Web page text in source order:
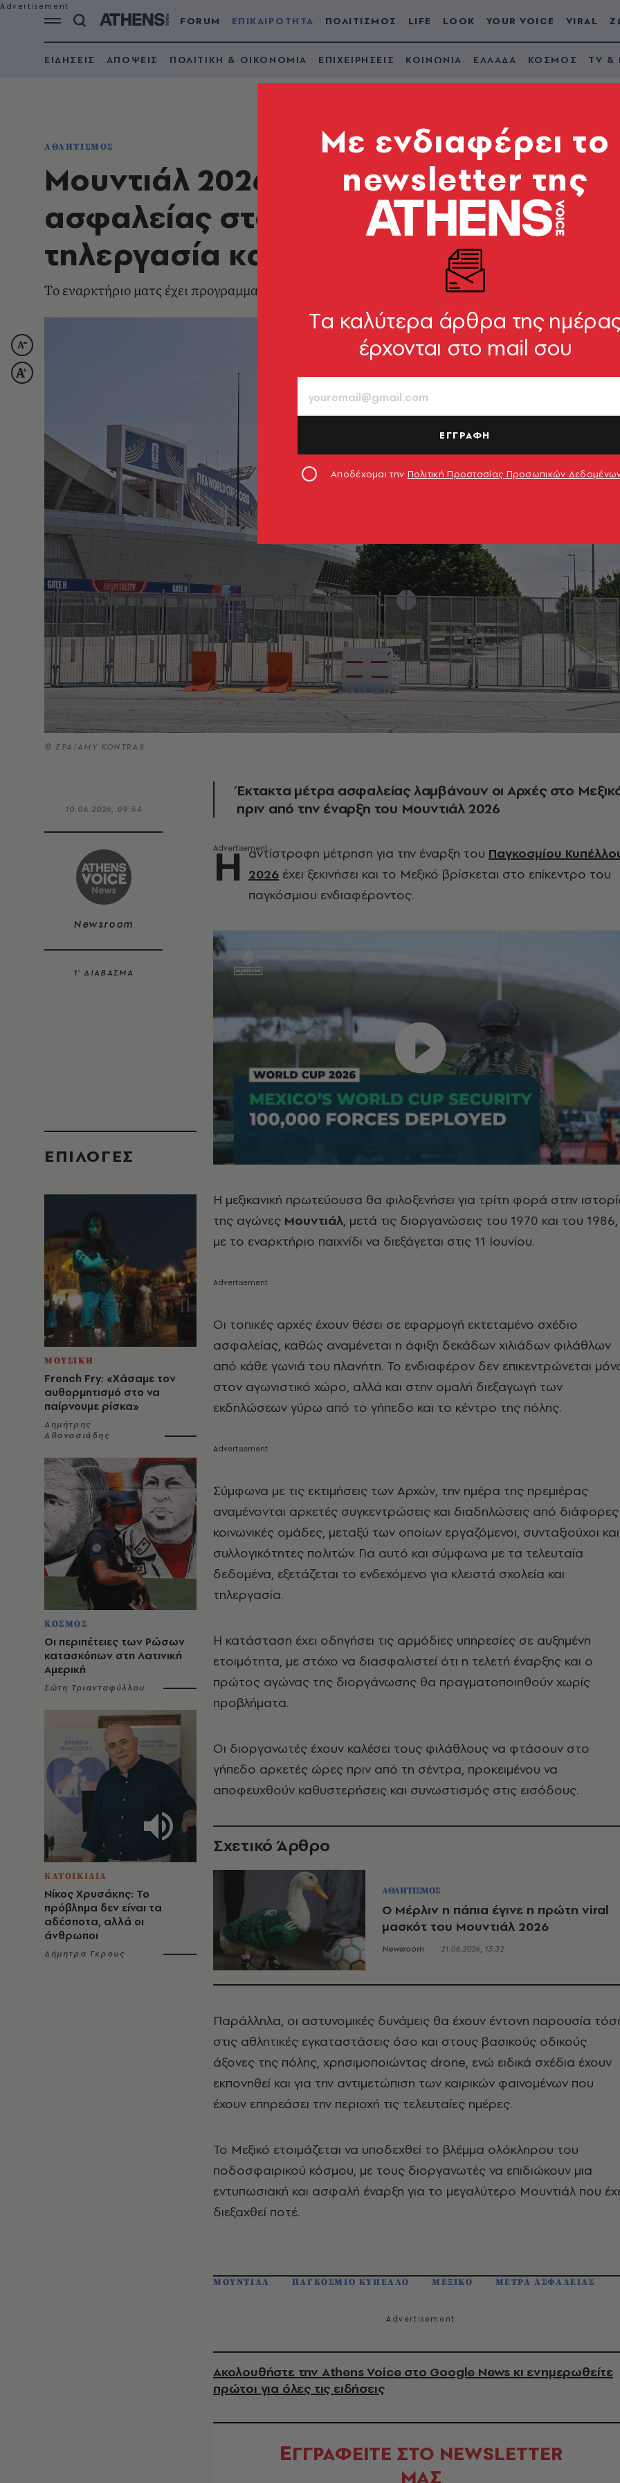
FORUM ΕΠΙΚΑΙΡΟΤΗΤΑ ΠΟΛΙΤΙΣΜΟΣ LIFE LOOK YOUR VOICE VIRAL
ΕΙΔΗΣΕΙΣ ΑΠΟΨΕΙΣ ΠΟΛΙΤΙΚΗ & ΟΙΚΟΝΟΜΙΑ ΕΠΙΧΕΙΡΗΣΕΙΣ ΚΟΙΝΩΝΙΑ ΕΛΛΑΔΑ ΚΟΣΜΟΣ TV &
ΑΘΛΗΤΙΣΜΟΣ
Μουντιάλ 2026: Δρακόντεια μέτρα
ασφαλείας στο Μεξικό - Κλειστά
τηλεργασία και drone
Tο εναρκτήριο ματς έχει προγραμματιστεί για τις 11 Ιουνίου
© ΕΡΑ/AMY KONTRAS
10.06.2026, 09:54
Newsroom
1’ ΔΙΑΒΑΣΜΑ
EΠΙΛΟΓΈΣ
ΜΟΥΣΙΚΗ
French Fry: «Χάσαμε τον
αυθορμητισμό στο να
παίρνουμε ρίσκα»
Δημήτρης
Αθανασιάδης
ΚΟΣΜΟΣ
Οι περιπέτειες των Ρώσων
κατασκόπων στη Λατινική
Αμερική
Σώτη Τριανταφύλλου
ΚΑΤΟΙΚΙΔΙΑ
Νίκος Χρυσάκης: Το
πρόβλημα δεν είναι τα
αδέσποτα, αλλά οι
άνθρωποι
Δήμητρα Γκρους
Έκτακτα μέτρα ασφαλείας λαμβάνουν οι Αρχές στο
πριν από την έναρξη του Μουντιάλ 2026
Η αντίστροφη μέτρηση για την έναρξη του Παγκοσμίου
2026 έχει ξεκινήσει και το Μεξικό βρίσκεται στο επίκεντρο του
παγκόσμιου ενδιαφέροντος.
Η μεξικανική πρωτεύουσα θα φιλοξενήσει για τρίτη φορά στην
της αγώνες Μουντιάλ, μετά τις διοργανώσεις του 1970 και του 1986,
με το εναρκτήριο παιχνίδι να διεξάγεται στις 11 Ιουνίου.
Οι τοπικές αρχές έχουν θέσει σε εφαρμογή εκτεταμένο σχέδιο
ασφαλείας, καθώς αναμένεται η άφιξη δεκάδων χιλιάδων φιλάθλων
από κάθε γωνιά του πλανήτη. Το ενδιαφέρον δεν επικεντρώνεται
στον αγωνιστικό χώρο, αλλά και στην ομαλή διεξαγωγή των
εκδηλώσεων γύρω από το γήπεδο και το κέντρο της πόλης.
Σύμφωνα με τις εκτιμήσεις των Αρχών, την ημέρα της πρεμιέρας
αναμένονται αρκετές συγκεντρώσεις και διαδηλώσεις από διάφορες
κοινωνικές ομάδες, μεταξύ των οποίων εργαζόμενοι, συνταξιούχοι και
συλλογικότητες πολιτών. Για αυτό και σύμφωνα με τα τελευταία
δεδομένα, εξετάζεται το ενδεχόμενο για κλειστά σχολεία και
τηλεργασία.
Η κατάσταση έχει οδηγήσει τις αρμόδιες υπηρεσίες σε αυξημένη
ετοιμότητα, με στόχο να διασφαλιστεί ότι η τελετή έναρξης και ο
πρώτος αγώνας της διοργάνωσης θα πραγματοποιηθούν χωρίς
προβλήματα.
Οι διοργανωτές έχουν καλέσει τους φιλάθλους να φτάσουν στο
γήπεδο αρκετές ώρες πριν από τη σέντρα, προκειμένου να
αποφευχθούν καθυστερήσεις και συνωστισμός στις εισόδους.
Σχετικό Άρθρο
ΑΘΛΗΤΙΣΜΟΣ
Ο Μέρλιν η πάπια έγινε η πρώτη viral
μασκότ του Μουντιάλ 2026
Newsroom 21.06.2026, 13:32
Παράλληλα, οι αστυνομικές δυνάμεις θα έχουν έντονη παρουσία
στις αθλητικές εγκαταστάσεις όσο και στους βασικούς οδικούς
άξονες της πόλης, χρησιμοποιώντας drone, ενώ ειδικά σχέδια έχουν
εκπονηθεί και για την αντιμετώπιση των καιρικών φαινομένων που
έχουν επηρεάσει την περιοχή τις τελευταίες ημέρες.
Το Μεξικό ετοιμάζεται να υποδεχθεί το βλέμμα ολόκληρου του
ποδοσφαιρικού κόσμου, με τους διοργανωτές να επιδιώκουν μια
εντυπωσιακή και ασφαλή έναρξη για το μεγαλύτερο Μουντιάλ που
διεξαχθεί ποτέ.
ΜΟΥΝΤΙΑΛ ΠΑΓΚΟΣΜΙΟ ΚΥΠΕΛΛΟ ΜΕΞΙΚΟ ΜΕΤΡΑ ΑΣΦΑΛΕΙΑΣ
Ακολουθήστε την Athens Voice στο Google News κι ενημερωθείτε
πρώτοι για όλες τις ειδήσεις
ΕΓΓΡΑΦΕΙΤΕ ΣΤΟ NEWSLETTER
ΜΑΣ
Mε ενδιαφέρει το
newsletter της
Tα καλύτερα άρθρα της
έρχονται στο mail σου
ΕΓΓΡΑΦΗ
Αποδέχομαι την Πολιτική Προστασίας Προσωπικών